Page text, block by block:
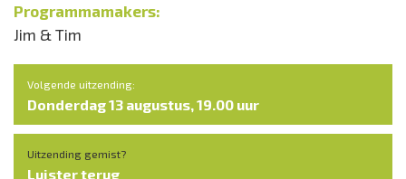
Programmamakers:
Jim & Tim
Volgende uitzending:
Donderdag 13 augustus, 19.00 uur
Uitzending gemist?
Luister terug